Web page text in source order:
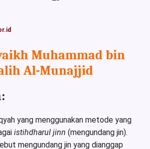
Muhammad bin
Al-Munajjid
yang menggunakan metode yang
istihdharul jinn (mengundang jin).
mengundang jin yang dianggap